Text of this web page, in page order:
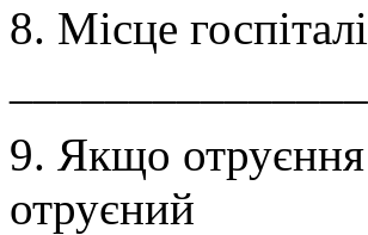
8. Місце
9. Якщо отруєння
отруєний